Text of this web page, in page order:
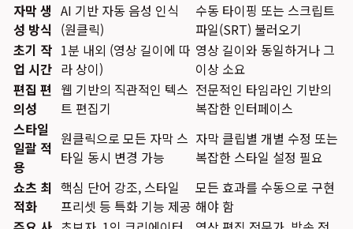
자막 생
성 방식
AI 기반 자동 음성 인식
(원클릭)
수동 타이핑 또는 스크립트
파일(SRT) 불러오기
초기 작
업 시간
1분 내외 (영상 길이에 따
라 상이)
영상 길이와 동일하거나 그
이상 소요
편집 편
의성
웹 기반의 직관적인 텍스
트 편집기
전문적인 타임라인 기반의
복잡한 인터페이스
스타일
일괄 적
용
원클릭으로 모든 자막 스
타일 동시 변경 가능
자막 클립별 개별 수정 또는
복잡한 스타일 설정 필요
쇼츠 최
적화
핵심 단어 강조, 스타일
프리셋 등 특화 기능 제공
모든 효과를 수동으로 구현
해야 함